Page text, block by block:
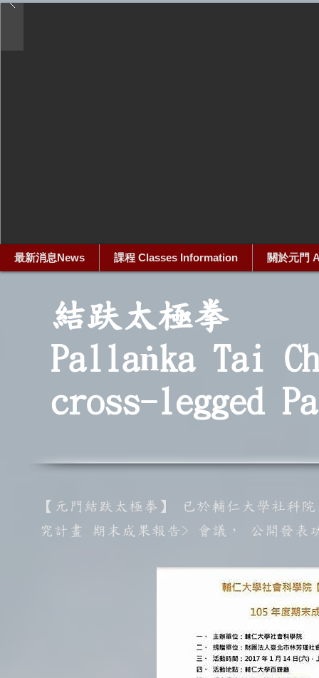
最新消息News 課程 Classes Information 關於元門
結趺太極拳
Pallaṅka Tai
cross-legged
【元門結趺太極拳】 已於輔仁大學社科
究計畫 期末成果報告> 會議， 公開發表